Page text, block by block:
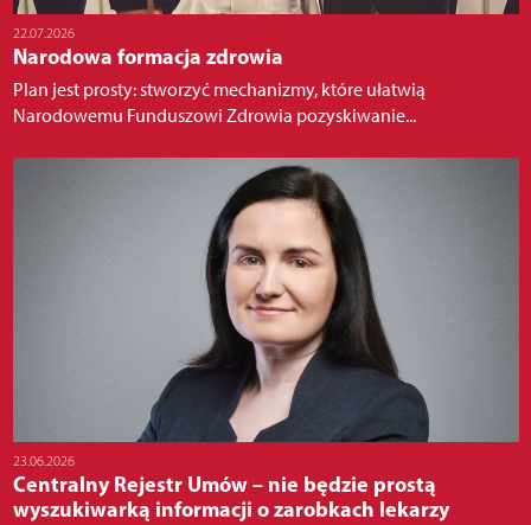
22.07.2026
Narodowa formacja zdrowia
Plan jest prosty: stworzyć mechanizmy, które ułatwią
Narodowemu Funduszowi Zdrowia pozyskiwanie...
23.06.2026
Centralny Rejestr Umów – nie będzie prostą
wyszukiwarką informacji o zarobkach lekarzy